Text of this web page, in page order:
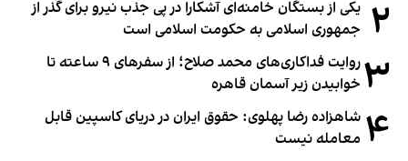
۲ یکی از بستگان خامنه‌ای آشکارا در پی جذب نیرو برای گذر از
جمهوری اسلامی به حکومت اسلامی است
۳
روایت فداکاری‌های محمد صلاح؛ از سفرهای ۹ ساعته تا
خوابیدن زیر آسمان قاهره
۴ شاهزاده رضا پهلوی: حقوق ایران در دریای کاسپین قابل
معامله نیست